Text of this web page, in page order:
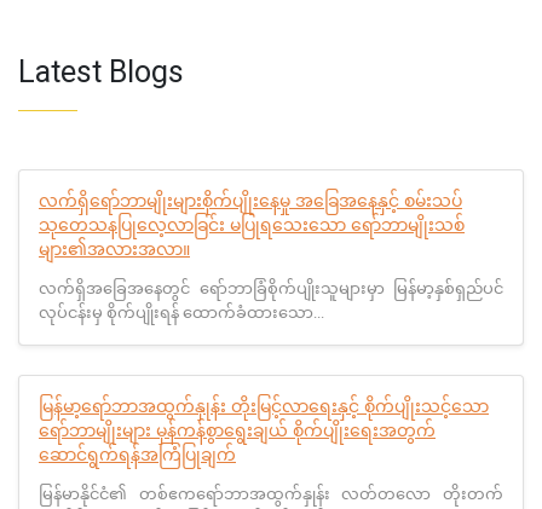
Latest Blogs
လက်ရှိရော်ဘာမျိုးများစိုက်ပျိုးနေမှု အခြေအနေနှင့် စမ်းသပ်
သုတေသနပြုလေ့လာခြင်း မပြုရသေးသော ရော်ဘာမျိုးသစ်
များ၏အလားအလာ။
လက်ရှိအခြေအနေတွင် ရော်ဘာခြံစိုက်ပျိုးသူများမှာ မြန်မာ့နှစ်ရှည်ပင်
လုပ်ငန်းမှ စိုက်ပျိုးရန် ထောက်ခံထားသော...
မြန်မာ့ရော်ဘာအထွက်နှုန်း တိုးမြင့်လာရေးနှင့် စိုက်ပျိုးသင့်သော
ရော်ဘာမျိုးများ မှန်ကန်စွာရွေးချယ် စိုက်ပျိုးရေးအတွက်
ဆောင်ရွက်ရန်အကြံပြုချက်
မြန်မာနိုင်ငံ၏ တစ်ဧကရော်ဘာအထွက်နှုန်း လတ်တလော တိုးတက်